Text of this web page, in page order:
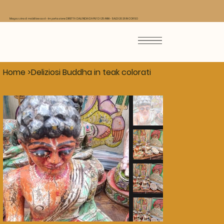
Home >Deliziosi Buddha in teak colorati
Magazzino di mobili low cost - Importazione DIRETTA DALL'INDIA DA PIU' DI 25 ANNI - SALDI 2026 IN CORSO